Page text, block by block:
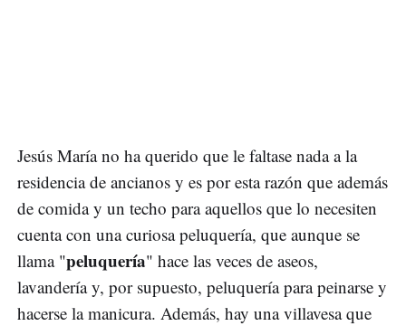
Jesús María no ha querido que le faltase nada a la
residencia de ancianos y es por esta razón que además
de comida y un techo para aquellos que lo necesiten
cuenta con una curiosa peluquería, que aunque se
llama "peluquería" hace las veces de aseos,
lavandería y, por supuesto, peluquería para peinarse y
hacerse la manicura. Además, hay una villavesa que